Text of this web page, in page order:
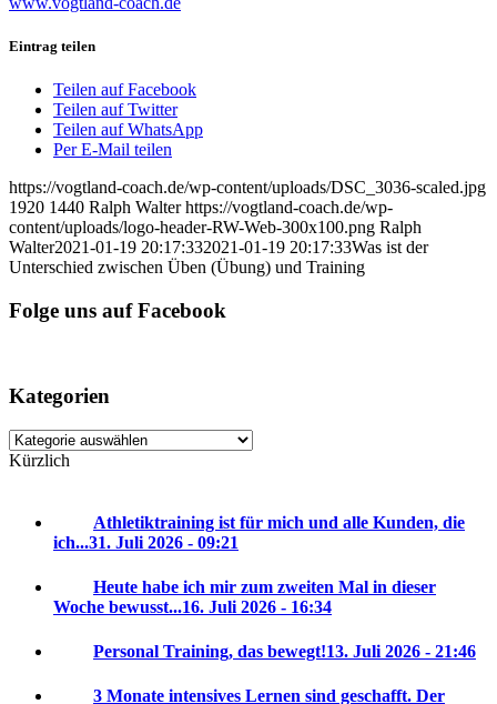
Eintrag teilen
Teilen auf Facebook
Teilen auf Twitter
Teilen auf WhatsApp
Per E-Mail teilen
https://vogtland-coach.de/wp-content/uploads/DSC_3036-scaled.jpg
1920 1440 Ralph Walter https://vogtland-coach.de/wp-
content/uploads/logo-header-RW-Web-300x100.png Ralph
Walter2021-01-19 20:17:332021-01-19 20:17:33Was ist der
Unterschied zwischen Üben (Übung) und Training
Folge uns auf Facebook
Kategorien
Kategorien
Kürzlich
Athletiktraining ist für mich und alle Kunden, die
ich...31. Juli 2026 - 09:21
Heute habe ich mir zum zweiten Mal in dieser
Woche bewusst...16. Juli 2026 - 16:34
Personal Training, das bewegt!13. Juli 2026 - 21:46
3 Monate intensives Lernen sind geschafft. Der